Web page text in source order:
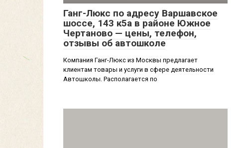
Ганг-Люкс по адресу Варшавское
шоссе, 143 к5а в районе Южное
Чертаново — цены, телефон,
отзывы об автошколе
Компания Ганг-Люкс из Москвы предлагает
клиентам товары и услуги в сфере деятельности
Автошколы. Располагается по